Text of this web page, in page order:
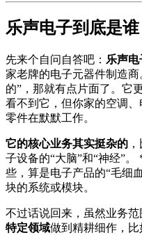
乐声电子到底是谁
先来个自问自答吧： 乐声电
家老牌的电子元器件制造
的”，那就有点片面了。
看不到它，但你家的空调
零件在默默工作。
它的核心业务其实挺杂的
子设备的“大脑”和“神经”。
些，算是电子产品的“毛细
块的系统或模块。
不过话说回来，虽然业务
特定领域做到精耕细作，比